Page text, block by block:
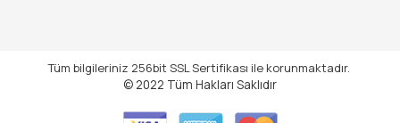
Tüm bilgileriniz 256bit SSL Sertifikası ile korunmaktadır.
© 2022 Tüm Hakları Saklıdır